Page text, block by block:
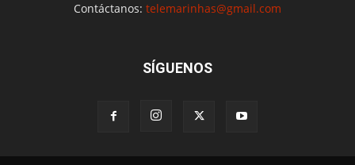
Contáctanos: telemarinhas@gmail.com
SÍGUENOS